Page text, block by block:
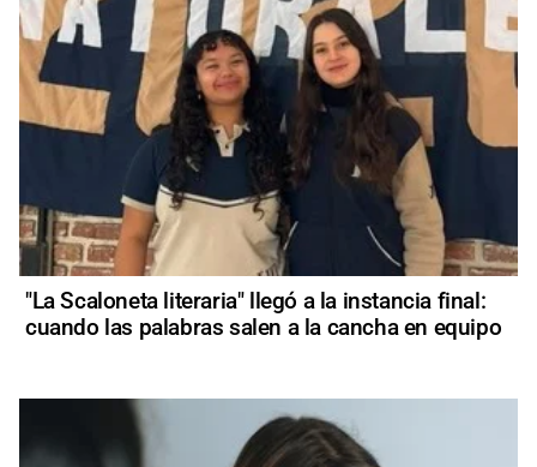
"La Scaloneta literaria" llegó a la instancia final:
cuando las palabras salen a la cancha en equipo